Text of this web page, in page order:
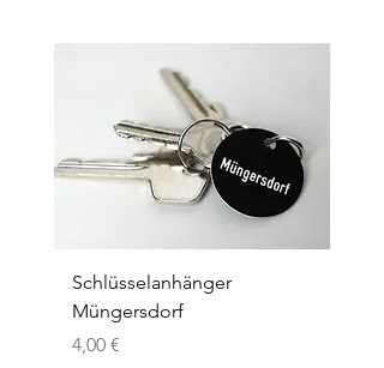
Schlüsselanhänger
Müngersdorf
Preis
4,00 €